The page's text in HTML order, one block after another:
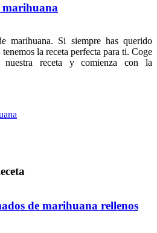
marihuana
marihuana. Si siempre has querido
la receta perfecta para ti. Coge
receta y comienza con la
de marihuana rellenos